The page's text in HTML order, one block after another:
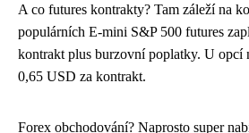
A co futures kontrakty? Tam záleží na
populárních E-mini S&P 500 futures
kontrakt plus burzovní poplatky. U opcí
0,65 USD za kontrakt.
Forex obchodování? Naprosto super